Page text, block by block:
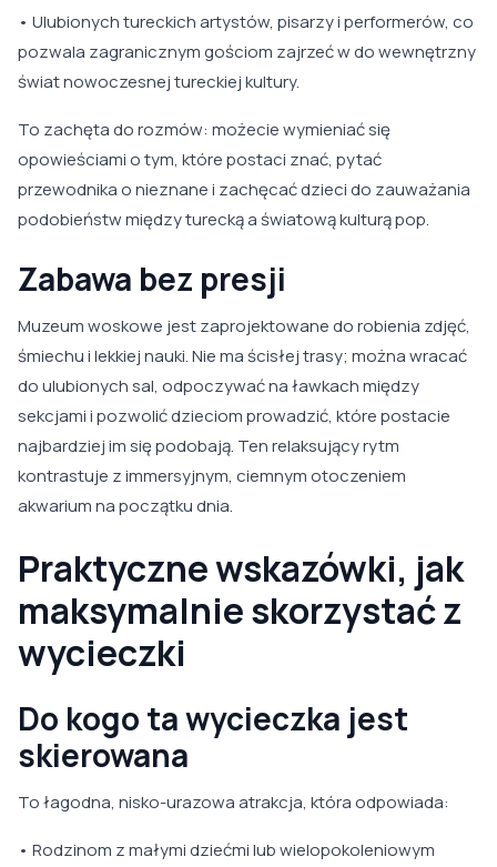
• Ulubionych tureckich artystów, pisarzy i performerów, co
pozwala zagranicznym gościom zajrzeć w do wewnętrzny
świat nowoczesnej tureckiej kultury.
To zachęta do rozmów: możecie wymieniać się
opowieściami o tym, które postaci znać, pytać
przewodnika o nieznane i zachęcać dzieci do zauważania
podobieństw między turecką a światową kulturą pop.
Zabawa bez presji
Muzeum woskowe jest zaprojektowane do robienia zdjęć,
śmiechu i lekkiej nauki. Nie ma ścisłej trasy; można wracać
do ulubionych sal, odpoczywać na ławkach między
sekcjami i pozwolić dzieciom prowadzić, które postacie
najbardziej im się podobają. Ten relaksujący rytm
kontrastuje z immersyjnym, ciemnym otoczeniem
akwarium na początku dnia.
Praktyczne wskazówki, jak
maksymalnie skorzystać z
wycieczki
Do kogo ta wycieczka jest
skierowana
To łagodna, nisko-urazowa atrakcja, która odpowiada:
• Rodzinom z małymi dziećmi lub wielopokoleniowym